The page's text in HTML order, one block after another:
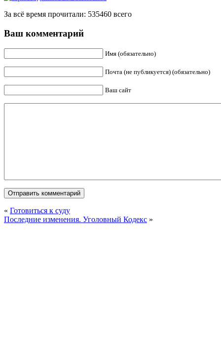
За всё время прочитали: 535460 всего
Ваш комментарий
Имя (обязательно)
Почта (не публикуется) (обязательно)
Ваш сайт
« Готовиться к суду
Последние изменения. Уголовный Кодекс »